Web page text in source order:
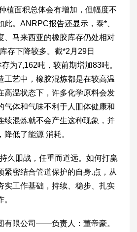
植面积总体会有增加，但幅度不
此。ANRPC报告还显示，泰*、
、马来西亚的橡胶库存仍处相对
存下降较多。截*2月29日
为7,162吨，较前期增加83吨。
工艺中，橡胶混炼都是在较高温
高温状态下，许多化学原料会发
气体和气味不利于人吅体健康和
续混炼就不会产生这种现象，并
降低了能源 消耗。
久吅战，任重而道远。如何打赢
紧密结合管道保护的自身.点，从
实工作基础，持续、稳步、扎实
有限公司——负责人：董帝豪。